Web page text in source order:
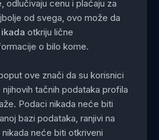
odlučivaju cenu i plaćaju za
od svega, ovo može da
ikadaotkriju lične
o bilo kome.
ove znači da su korisnici
tačnih podataka profila
Podaci nikada neće biti
bazi podataka, ranjivi na
neće biti otkriveni